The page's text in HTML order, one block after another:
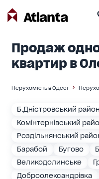
Продаж
квартир в
Нерухомість в Одесі
Б.Дністровський район
Комінтернівський
Роздільнянський
Барабой
Бугово
Великодолинське
Доброолександрівка